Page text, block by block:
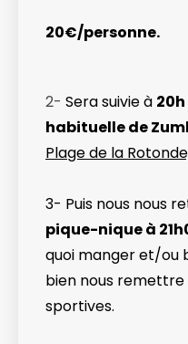
20€/personne.
2- Sera suivie à
habituelle de
Plage de la
3- Puis nous nous
pique-nique à
quoi manger et/ou
bien nous
sportives.